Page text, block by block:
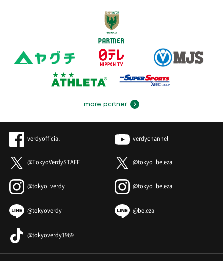
PARTNER
more partner
verdyofficial verdychannel
@TokyoVerdySTAFF @tokyo_beleza
@tokyo_verdy @tokyo_beleza
@tokyoverdy @beleza
@tokyoverdy1969